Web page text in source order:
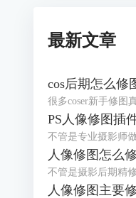
最新文章